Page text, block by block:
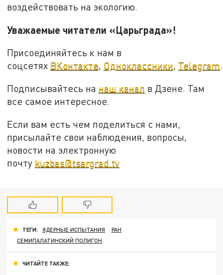
воздействовать на экологию.
Уважаемые читатели «Царьграда»!
Присоединяйтесь к нам в
соцсетях ВКонтакте, Одноклассники, Telegram.
Подписывайтесь на наш канал в Дзене. Там
все самое интересное.
Если вам есть чем поделиться с нами,
присылайте свои наблюдения, вопросы,
новости на электронную
почту kuzbas@tsargrad.tv
ТЕГИ: ЯДЕРНЫЕ ИСПЫТАНИЯ
РАН
СЕМИПАЛАТИНСКИЙ ПОЛИГОН
ЧИТАЙТЕ ТАКЖЕ: